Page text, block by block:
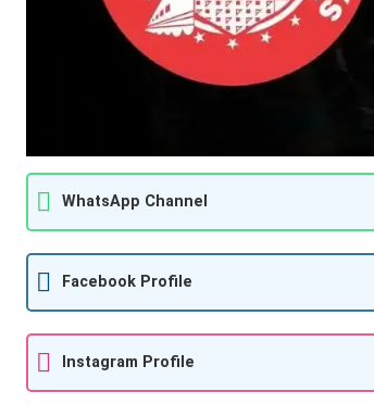
WhatsApp Channel
Facebook Profile
Instagram Profile